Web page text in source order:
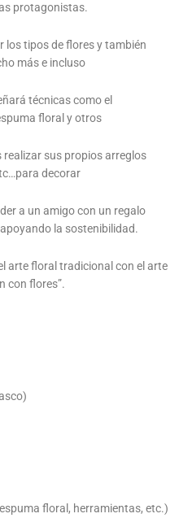
protagonistas.
los tipos de flores y también
más e incluso
técnicas como el
floral y otros
realizar sus propios arreglos
decorar
a un amigo con un regalo
la sostenibilidad.
arte floral tradicional con el arte
con flores”.
floral, herramientas, etc.)